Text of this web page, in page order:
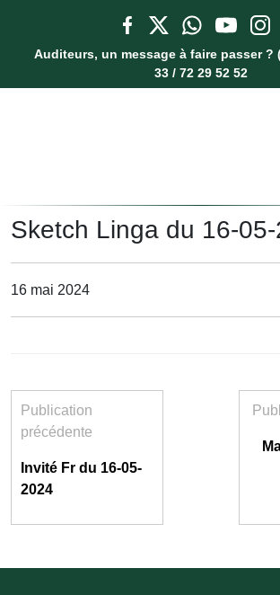
Auditeurs, un message à faire passer ?
33 / 72 29 52 52
Sketch Linga du 16-
16 mai 2024
Publication
précédente
Invité Fr du 16-05-
2024